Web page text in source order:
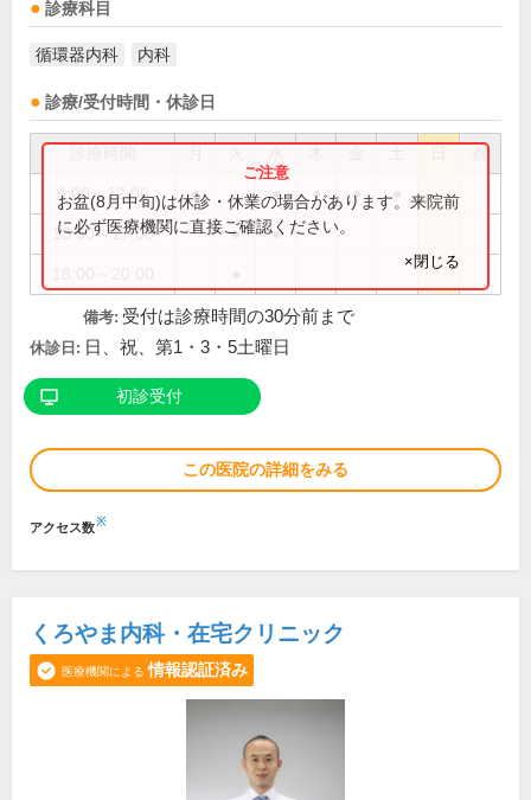
診療科目
循環器内科 内科
診療/受付時間・休診日
祝
9:00～12:00 ● ● ● ●
13:30～17:00 ● ●
お盆(8月中旬)は休診・休業の場合があります。来院前
に必ず医療機関に直接ご確認ください。
×閉じる
備考: 受付は診療時間の30分前まで
休診日: 日、祝、第1・3・5土曜日
初診受付
この医院の詳細をみる
アクセス数※
くろやま内科・在宅クリニック
医療機関による 情報認証済み